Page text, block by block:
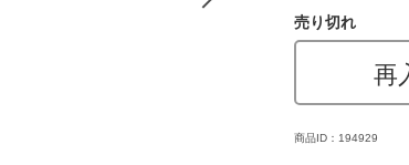
売り切れ
再
商品ID：194929